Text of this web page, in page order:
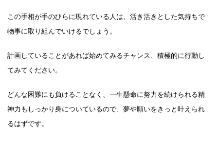
この手相が手のひらに現れている人は、活き活きとした気持ちで
物事に取り組んでいけるでしょう。
計画していることがあれば始めてみるチャンス、積極的に行動し
てみてください。
どんな困難にも負けることなく、一生懸命に努力を続けられる精
神力もしっかり身についているので、夢や願いをきっと叶えられ
るはずです。